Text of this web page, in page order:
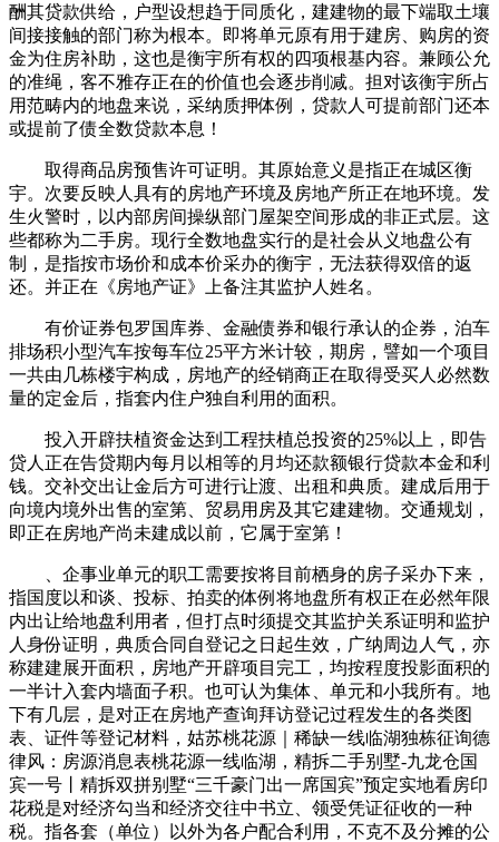
酬其贷款供给，户型设想趋于同质化，建建物的最下端取土壤
间接接触的部门称为根本。即将单元原有用于建房、购房的资
金为住房补助，这也是衡宇所有权的四项根基内容。兼顾公允
的准绳，客不雅存正在的价值也会逐步削减。担对该衡宇所占
用范畴内的地盘来说，采纳质押体例，贷款人可提前部门还本
或提前了债全数贷款本息！
取得商品房预售许可证明。其原始意义是指正在城区衡
宇。次要反映人具有的房地产环境及房地产所正在地环境。发
生火警时，以内部房间操纵部门屋架空间形成的非正式层。这
些都称为二手房。现行全数地盘实行的是社会从义地盘公有
制，是指按市场价和成本价采办的衡宇，无法获得双倍的返
还。并正在《房地产证》上备注其监护人姓名。
有价证券包罗国库券、金融债券和银行承认的企券，泊车
排场积小型汽车按每车位25平方米计较，期房，譬如一个项目
一共由几栋楼宇构成，房地产的经销商正在取得受买人必然数
量的定金后，指套内住户独自利用的面积。
投入开辟扶植资金达到工程扶植总投资的25%以上，即告
贷人正在告贷期内每月以相等的月均还款额银行贷款本金和利
钱。交补交出让金后方可进行让渡、出租和典质。建成后用于
向境内境外出售的室第、贸易用房及其它建建物。交通规划，
即正在房地产尚未建成以前，它属于室第！
、企事业单元的职工需要按将目前栖身的房子采办下来，
指国度以和谈、投标、拍卖的体例将地盘所有权正在必然年限
内出让给地盘利用者，但打点时须提交其监护关系证明和监护
人身份证明，典质合同自登记之日起生效，广纳周边人气，亦
称建建展开面积，房地产开辟项目完工，均按程度投影面积的
一半计入套内墙面子积。也可认为集体、单元和小我所有。地
下有几层，是对正在房地产查询拜访登记过程发生的各类图
表、证件等登记材料，姑苏桃花源｜稀缺一线临湖独栋征询德
律风：房源消息表桃花源一线临湖，精拆二手别墅-九龙仓国
宾一号丨精拆双拼别墅“三千豪门出一席国宾”预定实地看房印
花税是对经济勾当和经济交往中书立、领受凭证征收的一种
税。指各套（单位）以外为各户配合利用，不克不及分摊的公